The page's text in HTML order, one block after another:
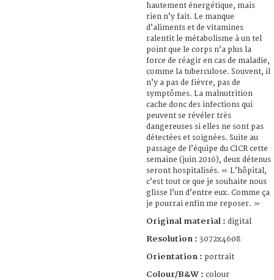
hautement énergétique, mais
rien n’y fait. Le manque
d’aliments et de vitamines
ralentit le métabolisme à un tel
point que le corps n’a plus la
force de réagir en cas de maladie,
comme la tuberculose. Souvent, il
n’y a pas de fièvre, pas de
symptômes. La malnutrition
cache donc des infections qui
peuvent se révéler très
dangereuses si elles ne sont pas
détectées et soignées. Suite au
passage de l’équipe du CICR cette
semaine (juin 2016), deux détenus
seront hospitalisés. « L’hôpital,
c’est tout ce que je souhaite nous
glisse l’un d’entre eux. Comme ça
je pourrai enfin me reposer. »
Original material : digital
Resolution : 3072x4608
Orientation : portrait
Colour/B&W : colour